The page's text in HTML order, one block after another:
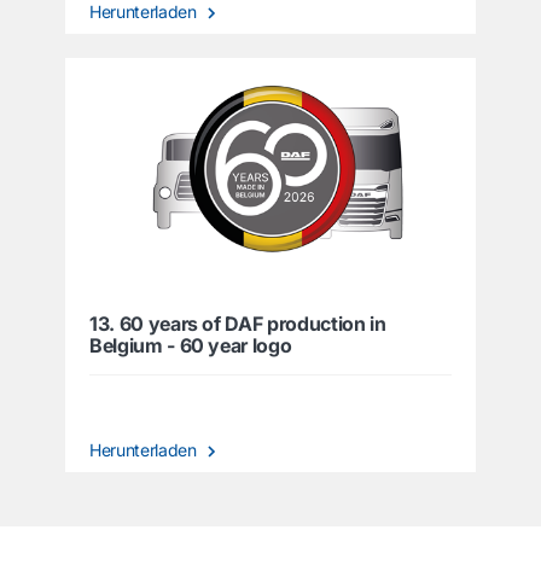
Herunterladen
13. 60 years of DAF production in
Belgium - 60 year logo
Herunterladen